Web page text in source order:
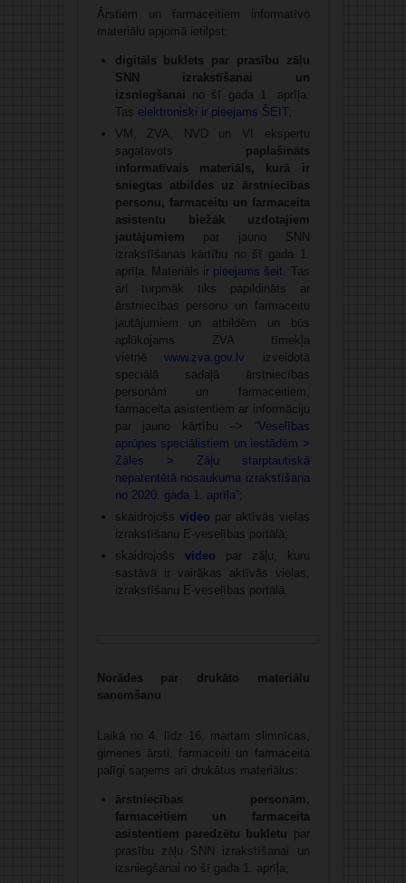
Ārstiem un farmaceitiem informatīvo
materiālu apjomā ietilpst:
digitāls buklets par prasību zāļu
SNN izrakstīšanai un
izsniegšanai no šī gada 1. aprīļa.
Tas elektroniski ir pieejams ŠEIT;
VM, ZVA, NVD un VI ekspertu
sagatavots paplašināts
informatīvais materiāls, kurā ir
sniegtas atbildes uz ārstniecības
personu, farmaceitu un farmaceita
asistentu biežāk uzdotajiem
jautājumiem par jauno SNN
izrakstīšanas kārtību no šī gada 1.
aprīļa. Materiāls ir pieejams šeit . Tas
arī turpmāk tiks papildināts ar
ārstniecības personu un farmaceitu
jautājumiem un atbildēm un būs
aplūkojams ZVA tīmekļa
vietnē www.zva.gov.lv izveidotā
speciālā sadaļā ārstniecības
personām un farmaceitiem,
farmaceita asistentiem ar informāciju
par jauno kārtību –> “Veselības
aprūpes speciālistiem un iestādēm >
Zāles > Zāļu starptautiskā
nepatentētā nosaukuma izrakstīšana
no 2020. gada 1. aprīļa”;
skaidrojošs video par aktīvās vielas
izrakstīšanu E-veselības portālā;
skaidrojošs video par zāļu, kuru
sastāvā ir vairākas aktīvās vielas,
izrakstīšanu E-veselības portālā.
Norādes par drukāto materiālu
saņemšanu
Laikā no 4. līdz 16. martam slimnīcas,
ģimenes ārsti, farmaceiti un farmaceita
palīgi saņems arī drukātus materiālus:
ārstniecības personām,
farmaceitiem un farmaceita
asistentiem paredzētu bukletu par
prasību zāļu SNN izrakstīšanai un
izsniegšanai no šī gada 1. aprīļa;